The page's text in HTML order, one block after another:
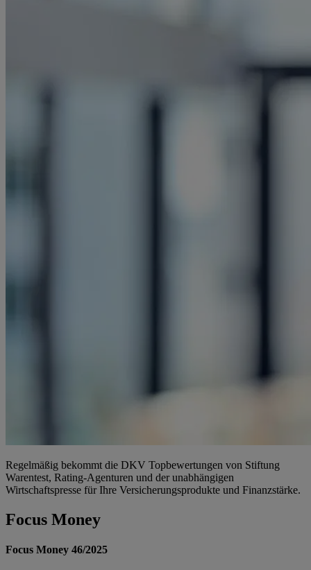
Regelmäßig bekommt die DKV Topbewertungen von Stiftung
Warentest, Rating-Agenturen und der unabhängigen
Wirtschaftspresse für Ihre Versicherungsprodukte und Finanzstärke.
Focus Money
Focus Money 46/2025